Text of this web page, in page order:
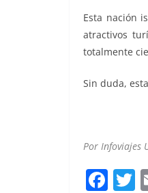
Esta nación
atractivos
totalmente
Sin duda,
Por Infoviajes
F T